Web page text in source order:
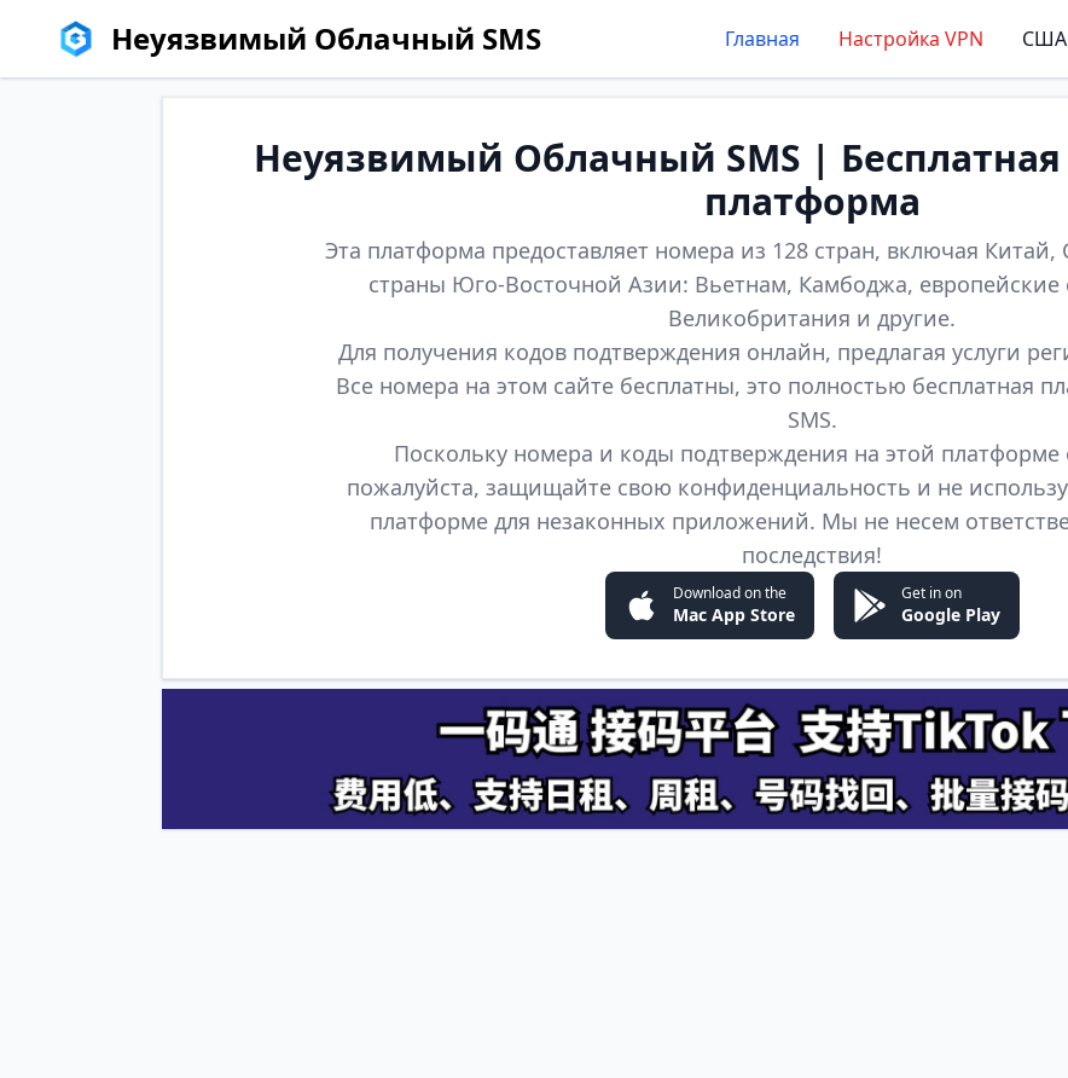
Неуязвимый Облачный SMS Главная Настройка VPN США
Неуязвимый Облачный SMS | Бесплатная
платформа
Эта платформа предоставляет номера из 128 стран, включая
страны Юго-Восточной Азии: Вьетнам, Камбоджа,
Великобритания и другие.
Для получения кодов подтверждения онлайн, предлагая услуги
Все номера на этом сайте бесплатны, это полностью бесплатная
SMS.
Поскольку номера и коды подтверждения на этой
пожалуйста, защищайте свою конфиденциальность и не
платформе для незаконных приложений. Мы не несем
последствия!
Download on the
Mac App Store
Get in on
Google Play